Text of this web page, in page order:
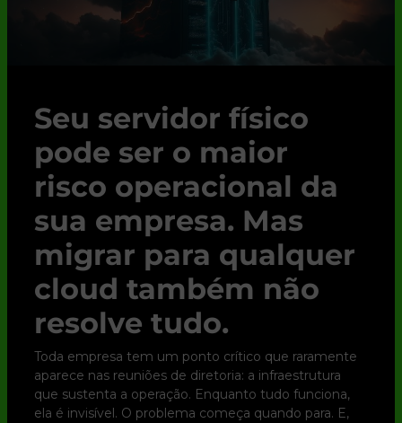
Seu servidor físico
pode ser o maior
risco operacional da
sua empresa. Mas
migrar para qualquer
cloud também não
resolve tudo.
Toda empresa tem um ponto crítico que raramente
aparece nas reuniões de diretoria: a infraestrutura
que sustenta a operação. Enquanto tudo funciona,
ela é invisível. O problema começa quando para. E,